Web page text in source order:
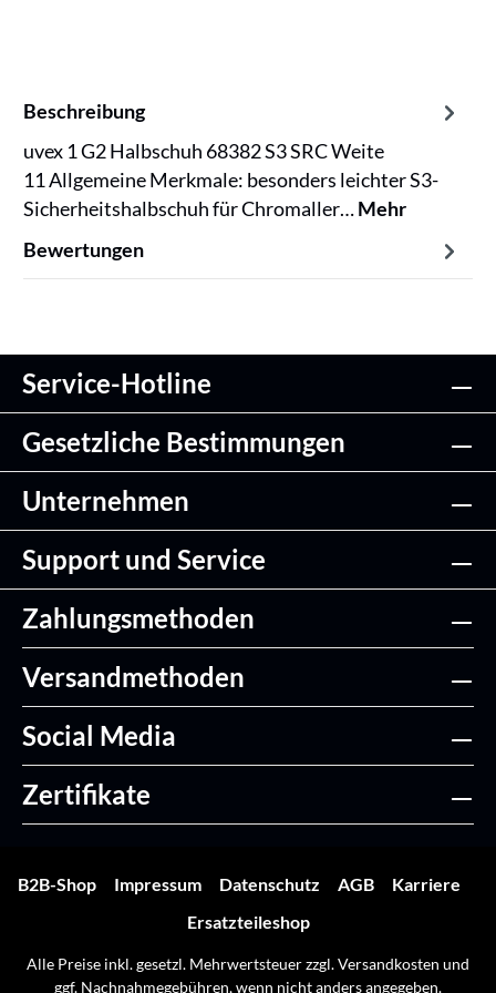
Beschreibung
uvex 1 G2 Halbschuh 68382 S3 SRC Weite
11 Allgemeine Merkmale: besonders leichter S3-
Sicherheitshalbschuh für Chromaller…Mehr
Bewertungen
Service-Hotline
Gesetzliche Bestimmungen
Unternehmen
Support und Service
Zahlungsmethoden
Versandmethoden
Social Media
Zertifikate
B2B-Shop Impressum Datenschutz AGB
Karriere
Ersatzteileshop
Alle Preise inkl. gesetzl. Mehrwertsteuer zzgl.Versandkosten und
ggf. Nachnahmegebühren, wenn nicht anders angegeben.